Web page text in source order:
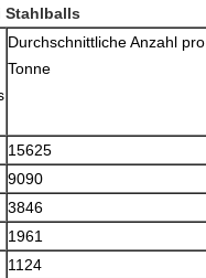
Stahlballs
Durchschnittliche Anzahl pro
Tonne
15625
9090
3846
1961
1124